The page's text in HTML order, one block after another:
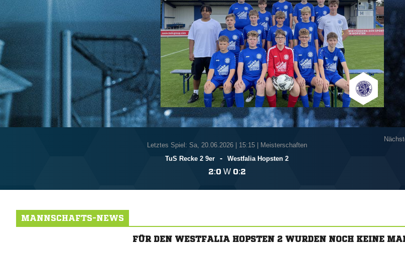
Letztes Spiel: Sa, 20.06.2026| 15:15 | Meisterschaften
TuS Recke 2 9er
- Westfalia Hopsten 2
:W :
MANNSCHAFTS-NEWS
FÜR DEN WESTFALIA HOPSTEN 2 WURDEN NOCH KEINE